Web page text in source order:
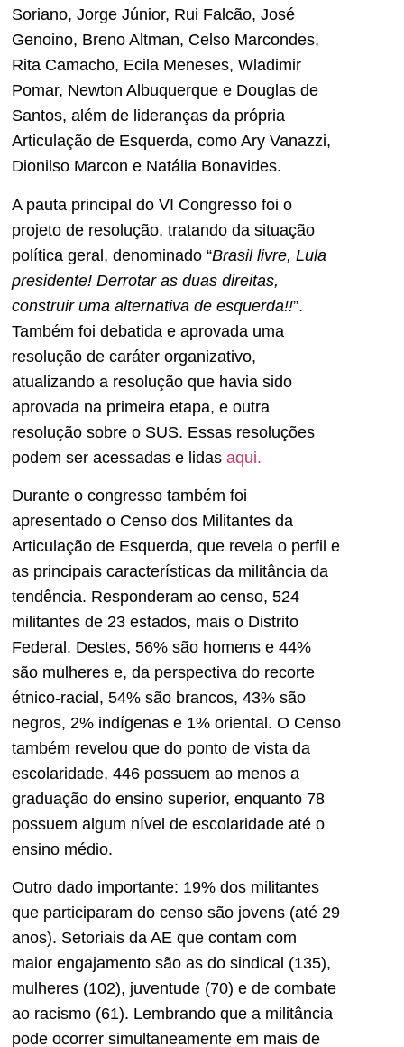
Soriano, Jorge Júnior, Rui Falcão, José
Genoino, Breno Altman, Celso Marcondes,
Rita Camacho, Ecila Meneses, Wladimir
Pomar, Newton Albuquerque e Douglas de
Santos, além de lideranças da própria
Articulação de Esquerda, como Ary Vanazzi,
Dionilso Marcon e Natália Bonavides.
A pauta principal do VI Congresso foi o
projeto de resolução, tratando da situação
política geral, denominado “Brasil livre, Lula
presidente! Derrotar as duas direitas,
construir uma alternativa de esquerda!!”.
Também foi debatida e aprovada uma
resolução de caráter organizativo,
atualizando a resolução que havia sido
aprovada na primeira etapa, e outra
resolução sobre o SUS. Essas resoluções
podem ser acessadas e lidas aqui.
Durante o congresso também foi
apresentado o Censo dos Militantes da
Articulação de Esquerda, que revela o perfil e
as principais características da militância da
tendência. Responderam ao censo, 524
militantes de 23 estados, mais o Distrito
Federal. Destes, 56% são homens e 44%
são mulheres e, da perspectiva do recorte
étnico-racial, 54% são brancos, 43% são
negros, 2% indígenas e 1% oriental. O Censo
também revelou que do ponto de vista da
escolaridade, 446 possuem ao menos a
graduação do ensino superior, enquanto 78
possuem algum nível de escolaridade até o
ensino médio.
Outro dado importante: 19% dos militantes
que participaram do censo são jovens (até 29
anos). Setoriais da AE que contam com
maior engajamento são as do sindical (135),
mulheres (102), juventude (70) e de combate
ao racismo (61). Lembrando que a militância
pode ocorrer simultaneamente em mais de